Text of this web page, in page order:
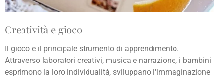
Creatività e gioco
Il gioco è il principale strumento di apprendimento.
Attraverso laboratori creativi, musica e narrazione, i bambini
esprimono la loro individualità, sviluppano l'immaginazione